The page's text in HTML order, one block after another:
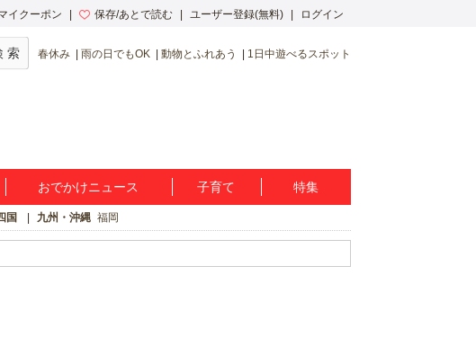
イクーポン 保存/あとで読む ユーザー登録(無料) ログイン
春休み 雨の日でもOK 動物とふれあう 1日中遊べるスポット
おでかけニュース 子育て 特集
国 九州・沖縄 福岡